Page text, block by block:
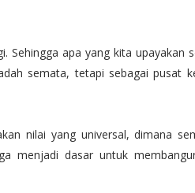
Sehingga apa yang kita upayakan
semata, tetapi sebagai pusat
nilai yang universal, dimana
menjadi dasar untuk